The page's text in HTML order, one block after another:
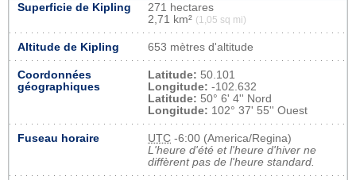
Superficie de Kipling
271 hectares
2,71 km² (1,05 sq mi)
Altitude de Kipling 653 mètres d'altitude
Coordonnées
géographiques
Latitude: 50.101
Longitude: -102.632
Latitude: 50° 6' 4'' Nord
Longitude: 102° 37' 55'' Ouest
Fuseau horaire UTC -6:00 (America/Regina)
L'heure d'été et l'heure d'hiver ne
diffèrent pas de l'heure standard.